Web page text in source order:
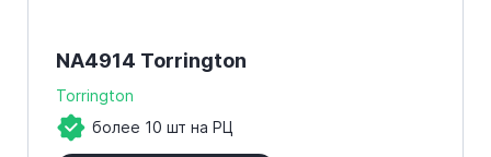
NA4914 Torrington
Torrington
более 10 шт на РЦ